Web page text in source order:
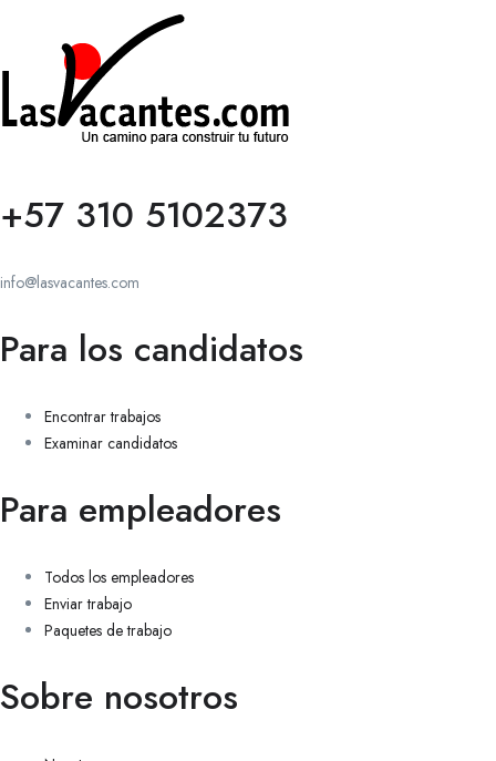
+57 310 5102373
info@lasvacantes.com
Para los candidatos
Encontrar trabajos
Examinar candidatos
Para empleadores
Todos los empleadores
Enviar trabajo
Paquetes de trabajo
Sobre nosotros